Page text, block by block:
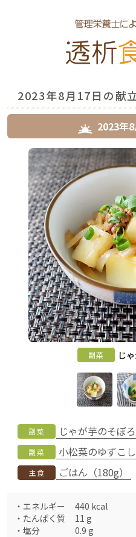
2023年8月17日の献
2023年
副菜 じ
副菜 じゃが芋のそぼ
副菜 小松菜のゆずこ
主食 ごはん（180g）
・ エネルギー 440 kcal
・ たんぱく質 11 g
・ 塩分 0.9 g